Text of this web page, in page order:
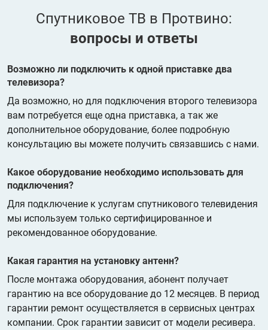
Спутниковое ТВ в Протвино:
вопросы и ответы
Возможно ли подключить к одной приставке два
телевизора?
Да возможно, но для подключения второго телевизора
вам потребуется еще одна приставка, а так же
дополнительное оборудование, более подробную
консультацию вы можете получить связавшись с нами.
Какое оборудование необходимо использовать для
подключения?
Для подключение к услугам спутникового телевидения
мы используем только сертифицированное и
рекомендованное оборудование.
Какая гарантия на установку антенн?
После монтажа оборудования, абонент получает
гарантию на все оборудование до 12 месяцев. В период
гарантии ремонт осуществляется в сервисных центрах
компании. Срок гарантии зависит от модели ресивера.